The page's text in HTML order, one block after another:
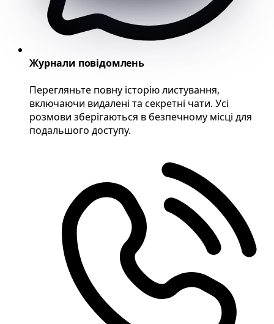
Журнали повідомлень
Перегляньте повну історію листування,
включаючи видалені та секретні чати. Усі
розмови зберігаються в безпечному місці для
подальшого доступу.